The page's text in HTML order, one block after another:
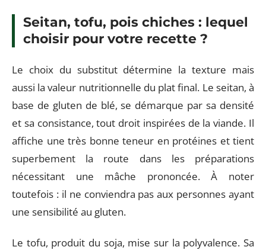
Seitan, tofu, pois chiches : lequel
choisir pour votre recette ?
Le choix du substitut détermine la texture mais
aussi la valeur nutritionnelle du plat final. Le seitan, à
base de gluten de blé, se démarque par sa densité
et sa consistance, tout droit inspirées de la viande. Il
affiche une très bonne teneur en protéines et tient
superbement la route dans les préparations
nécessitant une mâche prononcée. À noter
toutefois : il ne conviendra pas aux personnes ayant
une sensibilité au gluten.
Le tofu, produit du soja, mise sur la polyvalence. Sa